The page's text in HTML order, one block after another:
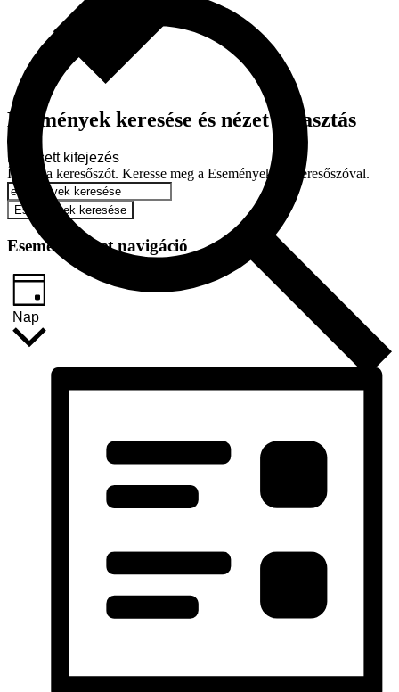
Események keresése és nézet választás
Keresett kifejezés
Írja be a keresőszót. Keresse meg a Események-t a keresőszóval.
Események keresése
Esemény nézet navigáció
Nap